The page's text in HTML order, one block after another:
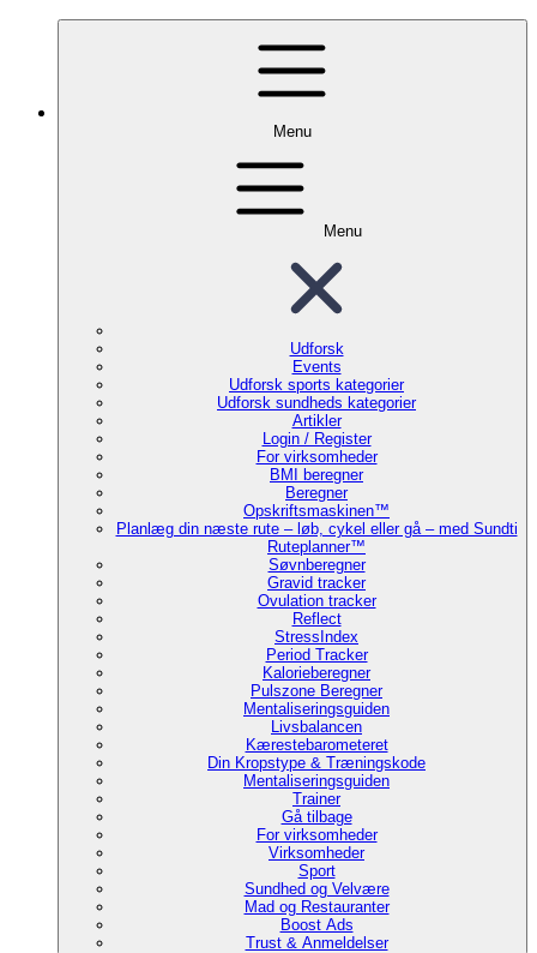
Menu
Menu
Udforsk
Events
Udforsk sports kategorier
Udforsk sundheds kategorier
Artikler
Login / Register
For virksomheder
BMI beregner
Beregner
Opskriftsmaskinen™
Planlæg din næste rute – løb, cykel eller gå – med Sundti
Ruteplanner™
Søvnberegner
Gravid tracker
Ovulation tracker
Reflect
StressIndex
Period Tracker
Kalorieberegner
Pulszone Beregner
Mentaliseringsguiden
Livsbalancen
Kærestebarometeret
Din Kropstype & Træningskode
Mentaliseringsguiden
Trainer
Gå tilbage
For virksomheder
Virksomheder
Sport
Sundhed og Velvære
Mad og Restauranter
Boost Ads
Trust & Anmeldelser